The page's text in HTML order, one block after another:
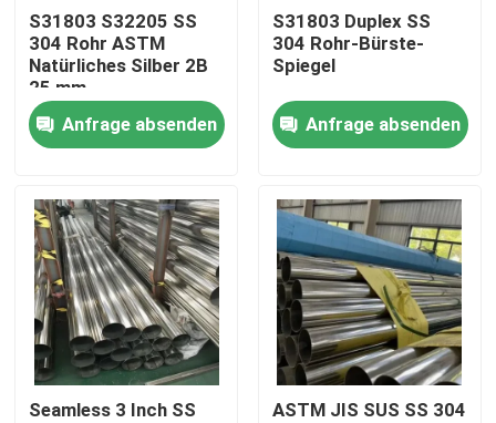
Fabrik-Ausflug
Qualitätskontrolle
Treten Sie mit uns in Verbindung
Nachrichten
Fälle
nahtloses Rohr SS
S31803 S32205 SS
304 Rohr ASTM
Natürliches Silber 2B
25 mm
Innendurchmesser
Geschweißt
Anfrage absenden
S31803 Duplex SS
304 Rohr-Bürste-
Spiegel
Anfrage absenden
Seamless 3 Inch SS
ASTM JIS SUS SS 304